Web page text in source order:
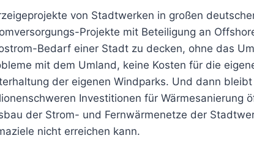
von Stadtwerken in großen
Projekte mit Beteiligung an
Bedarf einer Stadt zu decken, ohne das
mit dem Umland, keine Kosten für die
der eigenen Windparks. Und dann
Investitionen für Wärmesanierung
der Strom- und Fernwärmenetze der
nicht erreichen kann.